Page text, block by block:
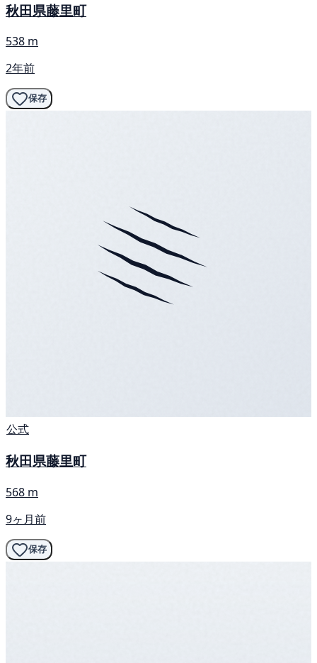
秋田県藤里町
538 m
2年前
保存
公式
秋田県藤里町
568 m
9ヶ月前
保存